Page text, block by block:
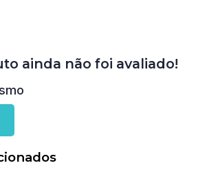
ainda não foi avaliado!